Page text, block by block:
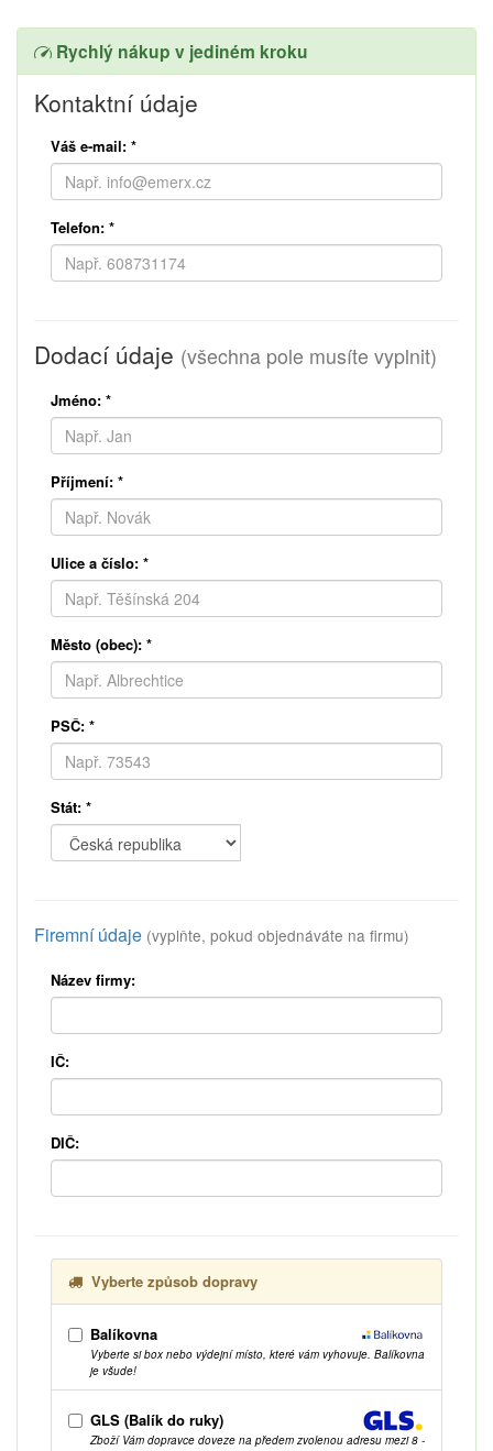
Rychlý nákup v jediném kroku
Kontaktní údaje
Váš e-mail: *
Telefon: *
Dodací údaje (všechna pole musíte vyplnit)
Jméno: *
Příjmení: *
Ulice a číslo: *
Město (obec): *
PSČ: *
Stát: *
Firemní údaje (vyplňte, pokud objednáváte na firmu)
Název firmy:
IČ:
DIČ:
Vyberte způsob dopravy
Balíkovna
Vyberte si box nebo výdejní místo, které vám vyhovuje. Balíkovna
je všude!
GLS (Balík do ruky)
Zboží Vám dopravce doveze na předem zvolenou adresu mezi 8 -